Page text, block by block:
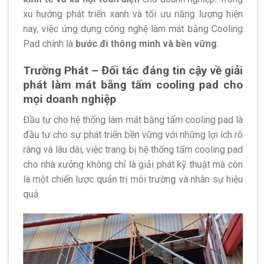
xu hướng phát triển xanh và tối ưu năng lượng hiện
nay, việc ứng dụng công nghệ làm mát bằng Cooling
Pad chính là bước đi thông minh và bền vững.
Trường Phát – Đối tác đáng tin cậy về giải
phát làm mát bằng tấm cooling pad cho
mọi doanh nghiệp
Đầu tư cho hệ thống làm mát bằng tấm cooling pad là
đầu tư cho sự phát triển bền vững với những lợi ích rõ
ràng và lâu dài, việc trang bị hệ thống tấm cooling pad
cho nhà xưởng không chỉ là giải phát kỹ thuật mà còn
là một chiến lược quản trị môi trường và nhân sự hiệu
quả